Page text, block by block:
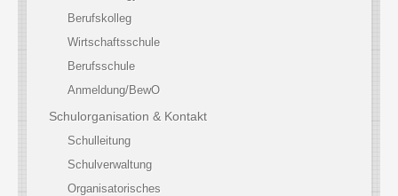
Berufskolleg
Wirtschaftsschule
Berufsschule
Anmeldung/BewO
Schulorganisation & Kontakt
Schulleitung
Schulverwaltung
Organisatorisches